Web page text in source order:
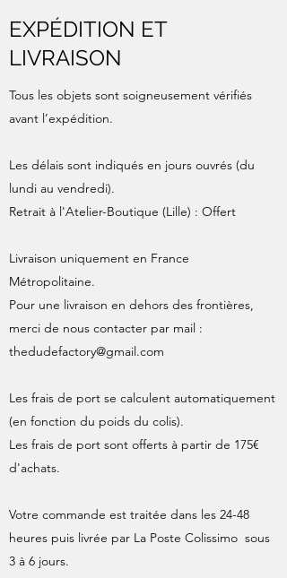
EXPÉDITION ET
LIVRAISON
Tous les objets sont soigneusement vérifiés
avant l’expédition.
Les délais sont indiqués en jours ouvrés (du
lundi au vendredi).
Retrait à l'Atelier-Boutique (Lille) : Offert
Livraison uniquement en France
Métropolitaine.
Pour une livraison en dehors des frontières,
merci de nous contacter par mail :
thedudefactory@gmail.com
Les frais de port se calculent automatiquement
(en fonction du poids du colis).
Les frais de port sont offerts à partir de 175€
d'achats.
Votre commande est traitée dans les 24-48
heures puis livrée par La Poste Colissimo sous
3 à 6 jours.